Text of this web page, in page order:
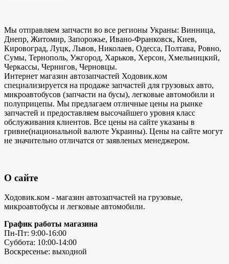
Мы отправляем запчасти во все регионы Украны: Винница,
Днепр, Житомир, Запорожье, Ивано-Франковск, Киев,
Кировоград, Луцк, Львов, Николаев, Одесса, Полтава, Ровно,
Сумы, Тернополь, Ужгород, Харьков, Херсон, Хмельницкий,
Черкассы, Чернигов, Черновцы.
Интернет магазин автозапчастей Ходовик.ком
специализируется на продаже запчастей для грузовых авто,
микроавтобусов (запчасти на бусы), легковые автомобили и
полуприцепы. Мы предлагаем отличные цены на рынке
запчастей и предоставляем высочайшего уровня класс
обслуживания клиентов. Все цены на сайте указаны в
гривне(национальной валюте Украины). Цены на сайте могут
не значительно отличатся от заявленых менеджером.
О сайте
Ходовик.ком - магазин автозапчастей на грузовые,
микроавтобусы и легковые автомобили.
График работы магазина
Пн-Пт: 9:00-16:00
Суббота: 10:00-14:00
Воскресенье: выходной